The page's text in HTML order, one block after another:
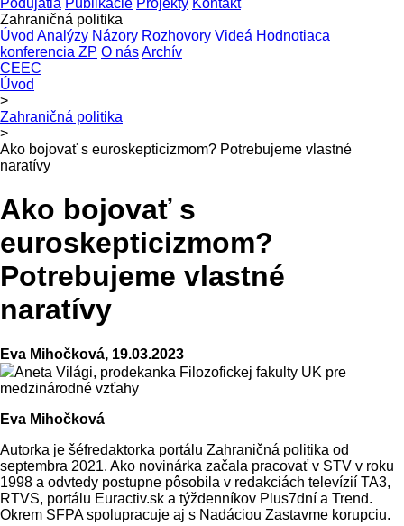
Zahraničná politika
Úvod Analýzy Názory Rozhovory Videá Hodnotiaca
konferencia ZP O násArchív
CEEC
Úvod
>
Zahraničná politika
>
Ako bojovať s euroskepticizmom? Potrebujeme vlastné
naratívy
Ako bojovať s
euroskepticizmom?
Potrebujeme vlastné
naratívy
Eva Mihočková, 19.03.2023
Aneta Világi, prodekanka Filozofickej fakulty UK pre
medzinárodné vzťahy
Eva Mihočková
Autorka je šéfredaktorka portálu Zahraničná politika od
septembra 2021. Ako novinárka začala pracovať v STV v roku
1998 a odvtedy postupne pôsobila v redakciách televízií TA3,
RTVS, portálu Euractiv.sk a týždenníkov Plus7dní a Trend.
Okrem SFPA spolupracuje aj s Nadáciou Zastavme korupciu.